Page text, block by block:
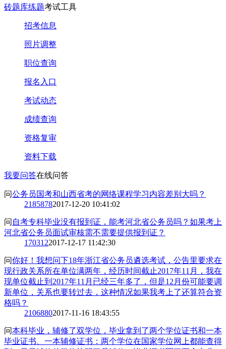
砖题库练题考试工具
招考信息
照片调整
职位查询
报名入口
考试动态
成绩查询
资格复审
资料下载
我要问答在线问答
问公务员国考和山西省考的网络课程学习内容差别大吗？
21858782017-12-20 10:41:02
问 自考专科毕业没有报到证，能考河北省公务员吗？如果考上
河北省公务员面试审核需不需要提供报到证？
1 703122017-12-17 11:42:30
问你好！我想问下18年浙江省公务员遴选考试，公告里要求在
现行政关系所在单位满两年，经历时间截止2017年11月，我在
现单位截止到2017年11月已经三年多了，但是12月份可能要调
新单位，关系也要转过去，这种情况如果我考上了还算符合资
格吗？
21068802017-11-16 18:43:55
问本科毕业，辅修了双学位，毕业拿到了两个学位证书和一本
毕业证书、一本辅修证书：两个学位在国家学位网上都能查得